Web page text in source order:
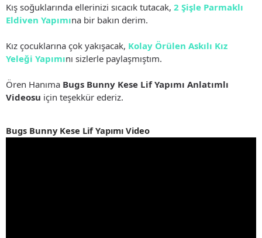
Kış soğuklarında ellerinizi sıcacık tutacak, 2 Şişle Parmaklı
Eldiven Yapımına bir bakın derim.
Kız çocuklarına çok yakışacak, Kolay Örülen Askılı Kız
Yeleği Yapımını sizlerle paylaşmıştım.
Ören Hanıma Bugs Bunny Kese Lif Yapımı Anlatımlı
Videosu için teşekkür ederiz.
Bugs Bunny Kese Lif Yapımı Video